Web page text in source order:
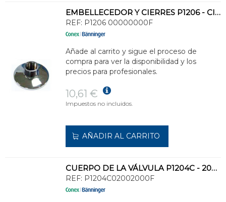
EMBELLECEDOR Y CIERRES P1206 - CIERRE PALACA
REF: P1206 00000000F
Añade al carrito y sigue el proceso de
compra para ver la disponibilidad y los
precios para profesionales.
10,61 €
Impuestos no incluidos.
AÑADIR AL CARRITO
CUERPO DE LA VÁLVULA P1204C - 20MM
REF: P1204C02002000F